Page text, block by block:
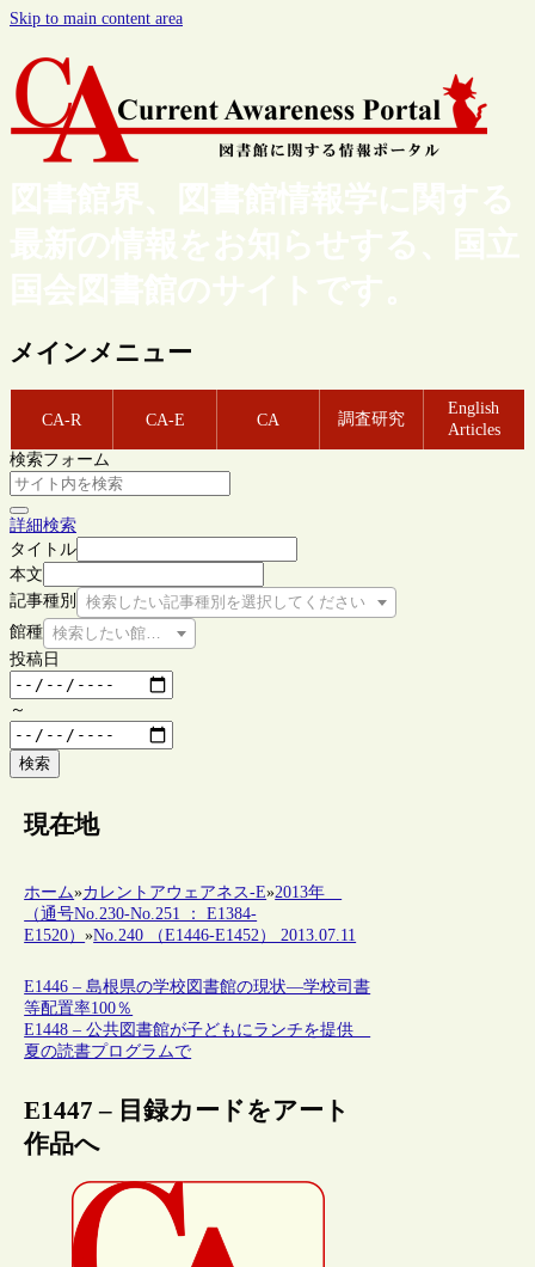
Skip to main content area
図書館界、図書館情報学に関する
最新の情報をお知らせする、国立
国会図書館のサイトです。
メインメニュー
CA-R CA-E CA 調査研究
English
Articles
検索フォーム
詳細検索
タイトル
本文
記事種別
検索したい記事種別を選択してください
館種 検索したい館種を選択してください
投稿日
～
検索
現在地
ホーム»カレントアウェアネス-E»2013年
（通号No.230-No.251 ： E1384-
E1520）»No.240 （E1446-E1452） 2013.07.11
E1446 – 島根県の学校図書館の現状―学校司書
等配置率100％
E1448 – 公共図書館が子どもにランチを提供
夏の読書プログラムで
E1447 – 目録カードをアート
作品へ